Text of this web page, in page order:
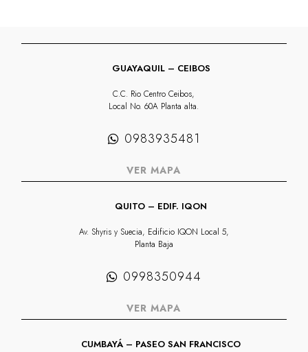
GUAYAQUIL – CEIBOS
C.C. Rio Centro Ceibos,
Local No. 60A Planta alta.
0983935481
VER MAPA
QUITO – EDIF. IQON
Av. Shyris y Suecia, Edificio IQON Local 5,
Planta Baja
0998350944
VER MAPA
CUMBAYÁ – PASEO SAN FRANCISCO